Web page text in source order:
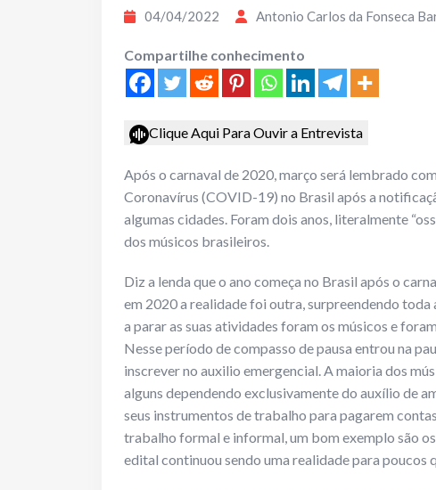
04/04/2022 Antonio Carlos da Fonseca
Compartilhe conhecimento
Clique Aqui Para Ouvir a Entrevista
Após o carnaval de 2020, março será lembrado
Coronavírus (COVID-19) no Brasil após a
algumas cidades. Foram dois anos, literalmente
dos músicos brasileiros.
Diz a lenda que o ano começa no Brasil após o
em 2020 a realidade foi outra, surpreendendo
a parar as suas atividades foram os músicos e
Nesse período de compasso de pausa entrou na
inscrever no auxilio emergencial. A maioria dos
alguns dependendo exclusivamente do auxílio de
seus instrumentos de trabalho para pagarem
trabalho formal e informal, um bom exemplo são
edital continuou sendo uma realidade para poucos